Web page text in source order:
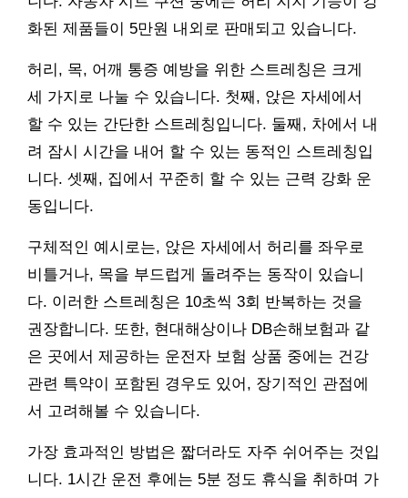
화된 제품들이 5만원 내외로 판매되고 있습니다.
허리, 목, 어깨 통증 예방을 위한 스트레칭은 크게
세 가지로 나눌 수 있습니다. 첫째, 앉은 자세에서
할 수 있는 간단한 스트레칭입니다. 둘째, 차에서 내
려 잠시 시간을 내어 할 수 있는 동적인 스트레칭입
니다. 셋째, 집에서 꾸준히 할 수 있는 근력 강화 운
동입니다.
구체적인 예시로는, 앉은 자세에서 허리를 좌우로
비틀거나, 목을 부드럽게 돌려주는 동작이 있습니
다. 이러한 스트레칭은 10초씩 3회 반복하는 것을
권장합니다. 또한, 현대해상이나 DB손해보험과 같
은 곳에서 제공하는 운전자 보험 상품 중에는 건강
관련 특약이 포함된 경우도 있어, 장기적인 관점에
서 고려해볼 수 있습니다.
가장 효과적인 방법은 짧더라도 자주 쉬어주는 것입
니다. 1시간 운전 후에는 5분 정도 휴식을 취하며 가